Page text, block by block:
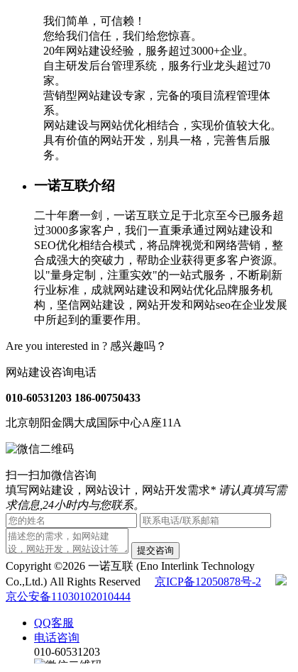
我们简单，可信赖！
您给我们信任，我们给您惊喜。
20年网站建设经验，服务超过3000+企业。
自主研发后台管理系统，服务行业龙头超过70
家。
营销型网站建设专家，完备的项目流程管理体
系。
网站建设与网站优化相结合，实现价值较大化。
具有价值的网站开发，别具一格，完善售后服
务。
一诺互联介绍
二十年磨一剑，一诺互联立足于北京至今已服务超
过3000多家客户，我们一直秉承通过网站建设和
SEO优化相结合模式，将品牌视觉和网络营销，整
合成强大的突破力，帮助企业获得更多客户资源。
以"量身定制，注重实效"的一站式服务，不断刷新
行业标准，成就网站建设和网站优化品牌服务机
构，坚信网站建设，网站开发和网站seo在企业发展
中所起到的重要作用。
Are you interested in ? 感兴趣吗？
网站建设咨询电话
010-60531203 186-00750433
北京朝阳金隅大成国际中心A座11A
扫一扫加微信咨询
填写网站建设，网站设计，网站开发需求* 请认真填写需
求信息,24小时内与您联系。
提交咨询
Copyright ©2026 一诺互联 (Eno Interlink Technology
Co.,Ltd.) All Rights Reserved 京ICP备12050878号-2
京公安备11030102010444
QQ客服
电话咨询
010-60531203